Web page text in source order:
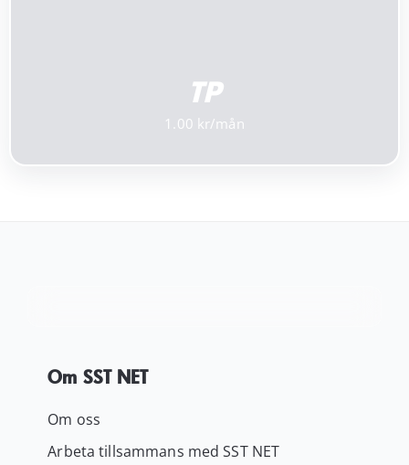
TP
1.00
Om SST NET
Om oss
Arbeta tillsammans med SST NET